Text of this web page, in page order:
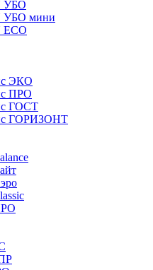
УБО
УБО мини
ECO
ЭКО
ПРО
ГОСТ
ГОРИЗОНТ